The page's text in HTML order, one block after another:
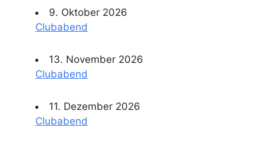
9. Oktober 2026
Clubabend
13. November 2026
Clubabend
11. Dezember 2026
Clubabend